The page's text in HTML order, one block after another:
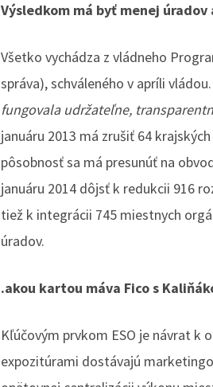
Výsledkom má byť menej
Všetko vychádza z vládneho
správa), schváleného v apríli
fungovala udržateľne,
januáru 2013 má zrušiť 64
pôsobnosť sa má presunúť na
januáru 2014 dôjsť k redukcii 916
tiež k integrácii 745 miestnych
úradov.
.akou kartou máva Fico s
Kľúčovým prvkom ESO je návrat k
expozitúrami dostávajú